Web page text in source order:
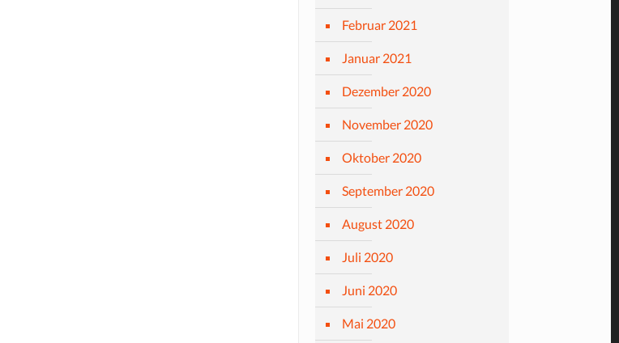
Februar 2021
Januar 2021
Dezember 2020
November 2020
Oktober 2020
September 2020
August 2020
Juli 2020
Juni 2020
Mai 2020